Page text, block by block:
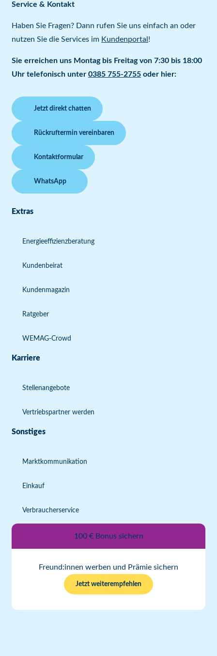
Service & Kontakt
Haben Sie Fragen? Dann rufen Sie uns einfach an oder
nutzen Sie die Services im Kundenportal !
Sie erreichen uns Montag bis Freitag von 7:30 bis 18:00
Uhr telefonisch unter 0385 755-2755 oder hier:
Jetzt direkt chatten
Rückruftermin vereinbaren
Kontaktformular
WhatsApp
Extras
Energieeffizienzberatung
Kundenbeirat
Kundenmagazin
Ratgeber
WEMAG-Crowd
Karriere
Stellenangebote
Vertriebspartner werden
Sonstiges
Marktkommunikation
Einkauf
Verbraucherservice
100 € Bonus sichern
Freund:innen werben und Prämie sichern
Jetzt weiterempfehlen